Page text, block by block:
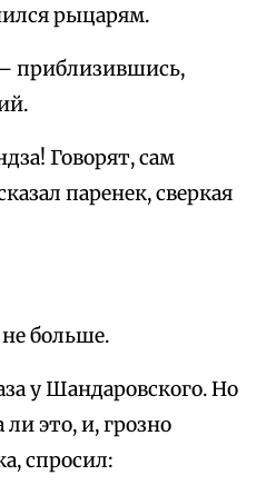
рыцарям.
приблизившись,
Говорят, сам
паренек, сверкая
больше.
у Шандаровского. Но
это, и, грозно
спросил: